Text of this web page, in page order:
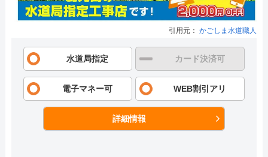
引用元： かごしま水道職人
水道局指定 カード決済可
電子マネー可 WEB割引アリ
詳細情報